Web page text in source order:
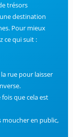
trésors
destination
Pour mieux
ce qui suit :
rue pour laisser
que cela est
moucher en public,